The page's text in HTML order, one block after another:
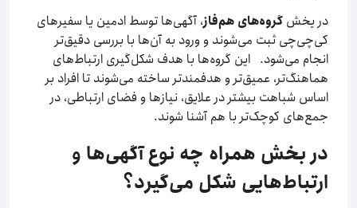
در یخش گروه‌های هم‌فاز، آگهی‌ها توسط ادمین یا سفیرهای
کی‌چی‌چی ثبت می‌شوند و ورود به آن‌ها با بررسی دقیق‌تر
انجام می‌شود. این گروه‌ها با هدف شکل‌گیری ارتباط‌های
هماهنگ‌تر، عمیق‌تر و هدفمندتر ساخته می‌شوند تا افراد بر
اساس شباهت بیشتر در علایق، نیازها و فضای ارتباطی، در
جمع‌های کوچک‌تر با هم آشنا شوند.
در بخش همراه چه نوع آگهی‌ها و
ارتباط‌هایی شکل می‌گیرد؟